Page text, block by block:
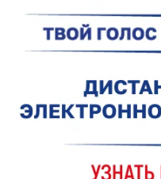
Ждем ваших
Победители
–
игрушек от центра
образования
эквивалентный 5000
стоматологической